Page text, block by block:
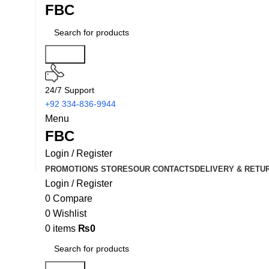
FBC
24/7 Support
+92 334-836-9944
Menu
FBC
Login / Register
PROMOTIONS STORESOUR CONTACTS DELIVERY &
Login / Register
0 Compare
0 Wishlist
0 items ₨0